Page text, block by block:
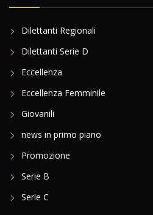
Dilettanti Regionali
Dilettanti Serie D
Eccellenza
Eccellenza Femminile
Giovanili
news in primo piano
Promozione
Serie B
Serie C